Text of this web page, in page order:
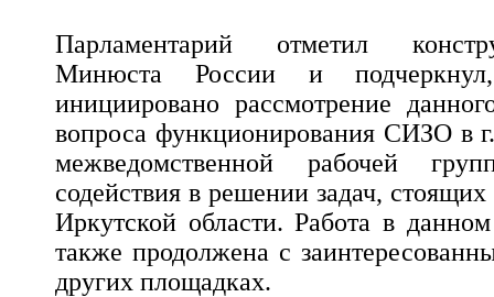
Парламентарий отметил
Минюста России и
инициировано рассмотрение
вопроса функционирования СИЗО в
межведомственной рабочей
содействия в решении задач,
Иркутской области. Работа в
также продолжена с
других площадках.